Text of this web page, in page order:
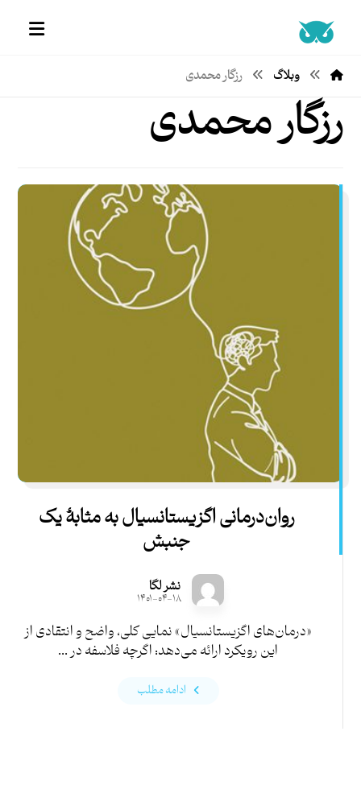
وبلاگ رزگار محمدی
رزگار محمدی
روان‌درمانی اگزیستانسیال به مثابۀ یک
جنبش
نشر لگا
۱۴۰۱-۰۴-۱۸
«درمان‌های اگزیستانسیال» نمایی کلی، واضح و انتقادی از
این رویکرد ارائه می‌دهد: اگرچه فلاسفه در ...
ادامه مطلب